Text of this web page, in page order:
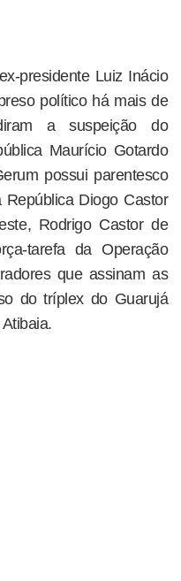
presidente Luiz Inácio
político há mais de
a suspeição do
Maurício Gotardo
possui parentesco
Diogo Castor
Rodrigo Castor de
tarefa da Operação
que assinam as
do tríplex do Guarujá